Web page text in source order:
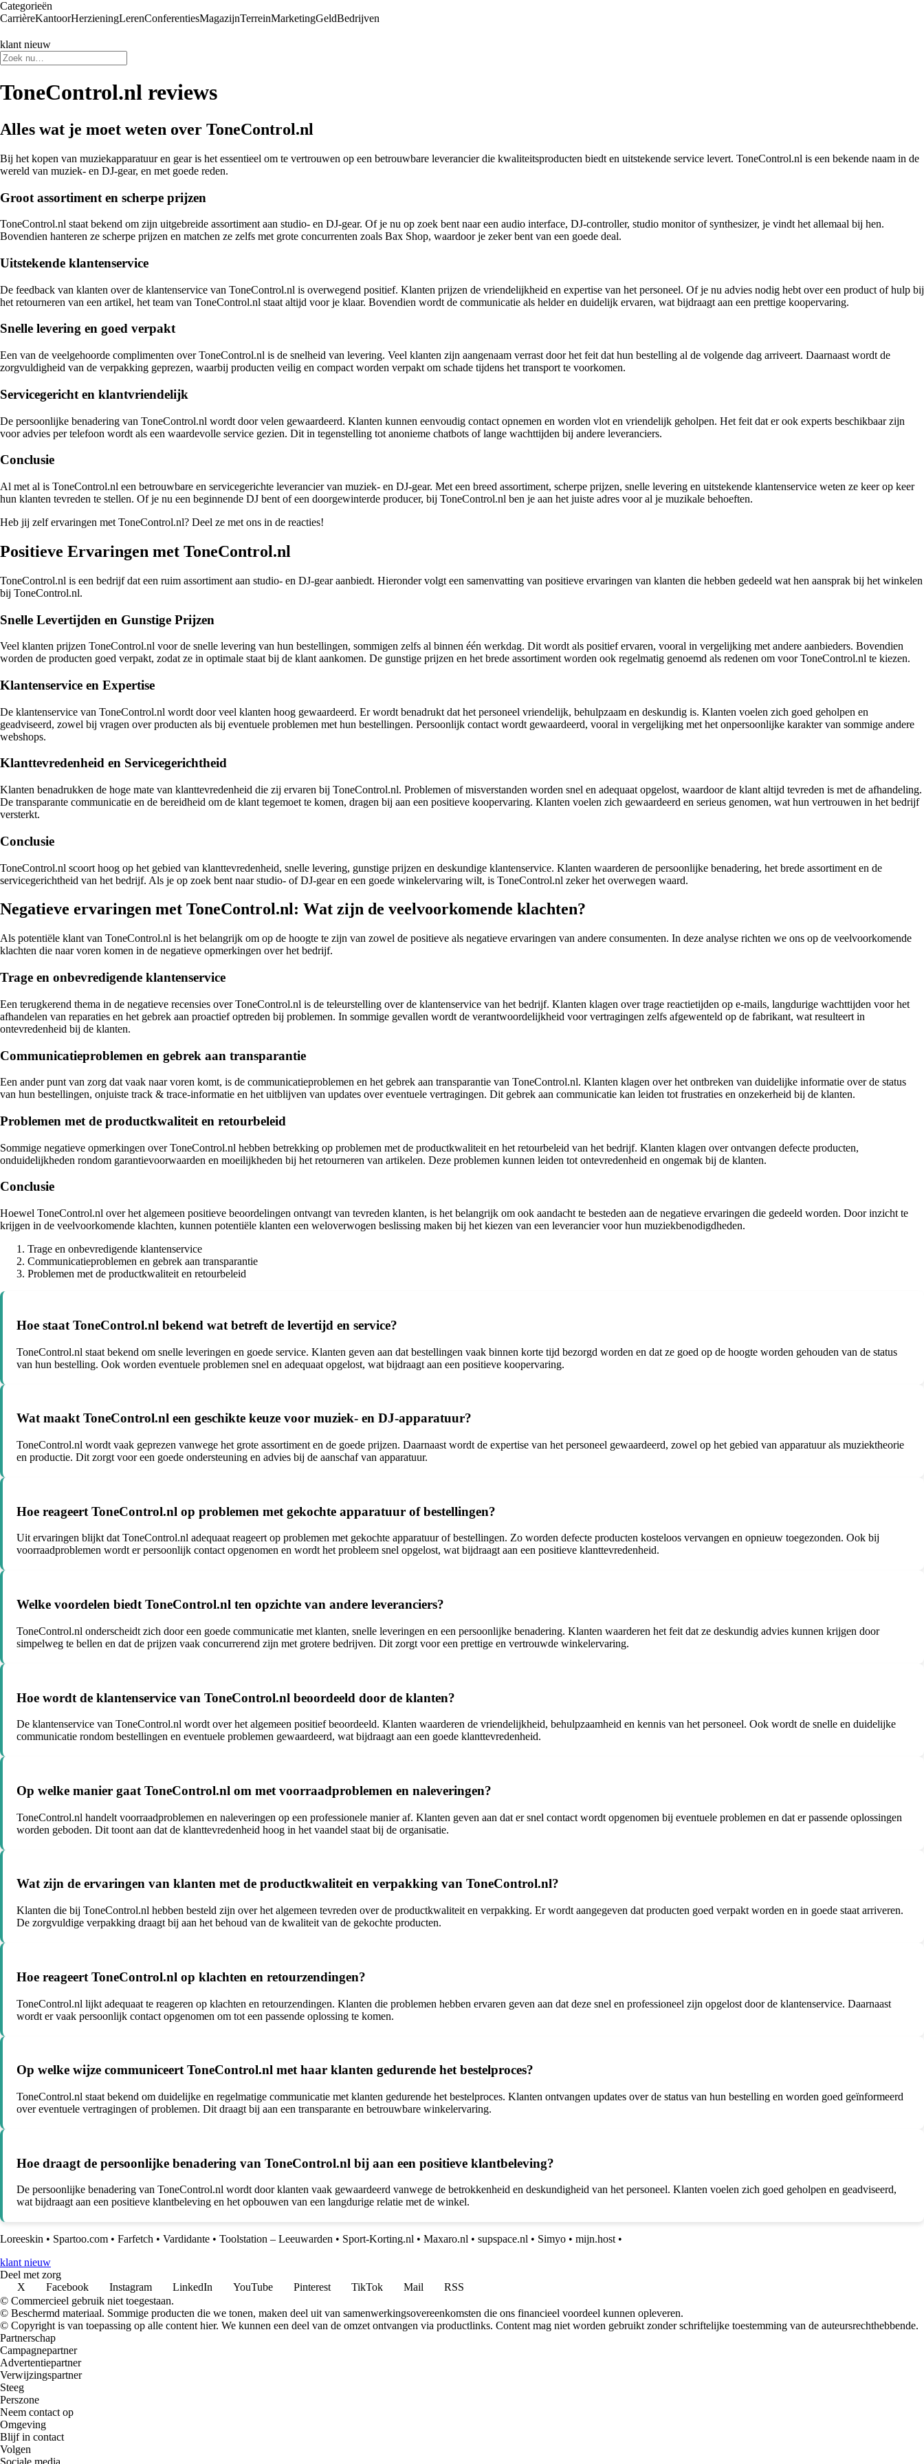
Categorieën
CarrièreKantoorHerzieningLerenConferentiesMagazijnTerreinMarketingGeldBedrijven
klant nieuw
ToneControl.nl reviews
Alles wat je moet weten over ToneControl.nl
Bij het kopen van muziekapparatuur en gear is het essentieel om te vertrouwen op een betrouwbare leverancier die kwaliteitsproducten biedt en uitstekende service levert. ToneControl.nl is een bekende naam in de
wereld van muziek- en DJ-gear, en met goede reden.
Groot assortiment en scherpe prijzen
ToneControl.nl staat bekend om zijn uitgebreide assortiment aan studio- en DJ-gear. Of je nu op zoek bent naar een audio interface, DJ-controller, studio monitor of synthesizer, je vindt het allemaal bij hen.
Bovendien hanteren ze scherpe prijzen en matchen ze zelfs met grote concurrenten zoals Bax Shop, waardoor je zeker bent van een goede deal.
Uitstekende klantenservice
De feedback van klanten over de klantenservice van ToneControl.nl is overwegend positief. Klanten prijzen de vriendelijkheid en expertise van het personeel. Of je nu advies nodig hebt over een product of hulp bij
het retourneren van een artikel, het team van ToneControl.nl staat altijd voor je klaar. Bovendien wordt de communicatie als helder en duidelijk ervaren, wat bijdraagt aan een prettige koopervaring.
Snelle levering en goed verpakt
Een van de veelgehoorde complimenten over ToneControl.nl is de snelheid van levering. Veel klanten zijn aangenaam verrast door het feit dat hun bestelling al de volgende dag arriveert. Daarnaast wordt de
zorgvuldigheid van de verpakking geprezen, waarbij producten veilig en compact worden verpakt om schade tijdens het transport te voorkomen.
Servicegericht en klantvriendelijk
De persoonlijke benadering van ToneControl.nl wordt door velen gewaardeerd. Klanten kunnen eenvoudig contact opnemen en worden vlot en vriendelijk geholpen. Het feit dat er ook experts beschikbaar zijn
voor advies per telefoon wordt als een waardevolle service gezien. Dit in tegenstelling tot anonieme chatbots of lange wachttijden bij andere leveranciers.
Conclusie
Al met al is ToneControl.nl een betrouwbare en servicegerichte leverancier van muziek- en DJ-gear. Met een breed assortiment, scherpe prijzen, snelle levering en uitstekende klantenservice weten ze keer op keer
hun klanten tevreden te stellen. Of je nu een beginnende DJ bent of een doorgewinterde producer, bij ToneControl.nl ben je aan het juiste adres voor al je muzikale behoeften.
Heb jij zelf ervaringen met ToneControl.nl? Deel ze met ons in de reacties!
Positieve Ervaringen met ToneControl.nl
ToneControl.nl is een bedrijf dat een ruim assortiment aan studio- en DJ-gear aanbiedt. Hieronder volgt een samenvatting van positieve ervaringen van klanten die hebben gedeeld wat hen aansprak bij het winkelen
bij ToneControl.nl.
Snelle Levertijden en Gunstige Prijzen
Veel klanten prijzen ToneControl.nl voor de snelle levering van hun bestellingen, sommigen zelfs al binnen één werkdag. Dit wordt als positief ervaren, vooral in vergelijking met andere aanbieders. Bovendien
worden de producten goed verpakt, zodat ze in optimale staat bij de klant aankomen. De gunstige prijzen en het brede assortiment worden ook regelmatig genoemd als redenen om voor ToneControl.nl te kiezen.
Klantenservice en Expertise
De klantenservice van ToneControl.nl wordt door veel klanten hoog gewaardeerd. Er wordt benadrukt dat het personeel vriendelijk, behulpzaam en deskundig is. Klanten voelen zich goed geholpen en
geadviseerd, zowel bij vragen over producten als bij eventuele problemen met hun bestellingen. Persoonlijk contact wordt gewaardeerd, vooral in vergelijking met het onpersoonlijke karakter van sommige andere
webshops.
Klanttevredenheid en Servicegerichtheid
Klanten benadrukken de hoge mate van klanttevredenheid die zij ervaren bij ToneControl.nl. Problemen of misverstanden worden snel en adequaat opgelost, waardoor de klant altijd tevreden is met de afhandeling.
De transparante communicatie en de bereidheid om de klant tegemoet te komen, dragen bij aan een positieve koopervaring. Klanten voelen zich gewaardeerd en serieus genomen, wat hun vertrouwen in het bedrijf
versterkt.
Conclusie
ToneControl.nl scoort hoog op het gebied van klanttevredenheid, snelle levering, gunstige prijzen en deskundige klantenservice. Klanten waarderen de persoonlijke benadering, het brede assortiment en de
servicegerichtheid van het bedrijf. Als je op zoek bent naar studio- of DJ-gear en een goede winkelervaring wilt, is ToneControl.nl zeker het overwegen waard.
Negatieve ervaringen met ToneControl.nl: Wat zijn de veelvoorkomende klachten?
Als potentiële klant van ToneControl.nl is het belangrijk om op de hoogte te zijn van zowel de positieve als negatieve ervaringen van andere consumenten. In deze analyse richten we ons op de veelvoorkomende
klachten die naar voren komen in de negatieve opmerkingen over het bedrijf.
Trage en onbevredigende klantenservice
Een terugkerend thema in de negatieve recensies over ToneControl.nl is de teleurstelling over de klantenservice van het bedrijf. Klanten klagen over trage reactietijden op e-mails, langdurige wachttijden voor het
afhandelen van reparaties en het gebrek aan proactief optreden bij problemen. In sommige gevallen wordt de verantwoordelijkheid voor vertragingen zelfs afgewenteld op de fabrikant, wat resulteert in
ontevredenheid bij de klanten.
Communicatieproblemen en gebrek aan transparantie
Een ander punt van zorg dat vaak naar voren komt, is de communicatieproblemen en het gebrek aan transparantie van ToneControl.nl. Klanten klagen over het ontbreken van duidelijke informatie over de status
van hun bestellingen, onjuiste track & trace-informatie en het uitblijven van updates over eventuele vertragingen. Dit gebrek aan communicatie kan leiden tot frustraties en onzekerheid bij de klanten.
Problemen met de productkwaliteit en retourbeleid
Sommige negatieve opmerkingen over ToneControl.nl hebben betrekking op problemen met de productkwaliteit en het retourbeleid van het bedrijf. Klanten klagen over ontvangen defecte producten,
onduidelijkheden rondom garantievoorwaarden en moeilijkheden bij het retourneren van artikelen. Deze problemen kunnen leiden tot ontevredenheid en ongemak bij de klanten.
Conclusie
Hoewel ToneControl.nl over het algemeen positieve beoordelingen ontvangt van tevreden klanten, is het belangrijk om ook aandacht te besteden aan de negatieve ervaringen die gedeeld worden. Door inzicht te
krijgen in de veelvoorkomende klachten, kunnen potentiële klanten een weloverwogen beslissing maken bij het kiezen van een leverancier voor hun muziekbenodigdheden.
Trage en onbevredigende klantenservice
Communicatieproblemen en gebrek aan transparantie
Problemen met de productkwaliteit en retourbeleid
Hoe staat ToneControl.nl bekend wat betreft de levertijd en service?
ToneControl.nl staat bekend om snelle leveringen en goede service. Klanten geven aan dat bestellingen vaak binnen korte tijd bezorgd worden en dat ze goed op de hoogte worden gehouden van de status
van hun bestelling. Ook worden eventuele problemen snel en adequaat opgelost, wat bijdraagt aan een positieve koopervaring.
Wat maakt ToneControl.nl een geschikte keuze voor muziek- en DJ-apparatuur?
ToneControl.nl wordt vaak geprezen vanwege het grote assortiment en de goede prijzen. Daarnaast wordt de expertise van het personeel gewaardeerd, zowel op het gebied van apparatuur als muziektheorie
en productie. Dit zorgt voor een goede ondersteuning en advies bij de aanschaf van apparatuur.
Hoe reageert ToneControl.nl op problemen met gekochte apparatuur of bestellingen?
Uit ervaringen blijkt dat ToneControl.nl adequaat reageert op problemen met gekochte apparatuur of bestellingen. Zo worden defecte producten kosteloos vervangen en opnieuw toegezonden. Ook bij
voorraadproblemen wordt er persoonlijk contact opgenomen en wordt het probleem snel opgelost, wat bijdraagt aan een positieve klanttevredenheid.
Welke voordelen biedt ToneControl.nl ten opzichte van andere leveranciers?
ToneControl.nl onderscheidt zich door een goede communicatie met klanten, snelle leveringen en een persoonlijke benadering. Klanten waarderen het feit dat ze deskundig advies kunnen krijgen door
simpelweg te bellen en dat de prijzen vaak concurrerend zijn met grotere bedrijven. Dit zorgt voor een prettige en vertrouwde winkelervaring.
Hoe wordt de klantenservice van ToneControl.nl beoordeeld door de klanten?
De klantenservice van ToneControl.nl wordt over het algemeen positief beoordeeld. Klanten waarderen de vriendelijkheid, behulpzaamheid en kennis van het personeel. Ook wordt de snelle en duidelijke
communicatie rondom bestellingen en eventuele problemen gewaardeerd, wat bijdraagt aan een goede klanttevredenheid.
Op welke manier gaat ToneControl.nl om met voorraadproblemen en naleveringen?
ToneControl.nl handelt voorraadproblemen en naleveringen op een professionele manier af. Klanten geven aan dat er snel contact wordt opgenomen bij eventuele problemen en dat er passende oplossingen
worden geboden. Dit toont aan dat de klanttevredenheid hoog in het vaandel staat bij de organisatie.
Wat zijn de ervaringen van klanten met de productkwaliteit en verpakking van ToneControl.nl?
Klanten die bij ToneControl.nl hebben besteld zijn over het algemeen tevreden over de productkwaliteit en verpakking. Er wordt aangegeven dat producten goed verpakt worden en in goede staat arriveren.
De zorgvuldige verpakking draagt bij aan het behoud van de kwaliteit van de gekochte producten.
Hoe reageert ToneControl.nl op klachten en retourzendingen?
ToneControl.nl lijkt adequaat te reageren op klachten en retourzendingen. Klanten die problemen hebben ervaren geven aan dat deze snel en professioneel zijn opgelost door de klantenservice. Daarnaast
wordt er vaak persoonlijk contact opgenomen om tot een passende oplossing te komen.
Op welke wijze communiceert ToneControl.nl met haar klanten gedurende het bestelproces?
ToneControl.nl staat bekend om duidelijke en regelmatige communicatie met klanten gedurende het bestelproces. Klanten ontvangen updates over de status van hun bestelling en worden goed geïnformeerd
over eventuele vertragingen of problemen. Dit draagt bij aan een transparante en betrouwbare winkelervaring.
Hoe draagt de persoonlijke benadering van ToneControl.nl bij aan een positieve klantbeleving?
De persoonlijke benadering van ToneControl.nl wordt door klanten vaak gewaardeerd vanwege de betrokkenheid en deskundigheid van het personeel. Klanten voelen zich goed geholpen en geadviseerd,
wat bijdraagt aan een positieve klantbeleving en het opbouwen van een langdurige relatie met de winkel.
Loreeskin • Spartoo.com • Farfetch • Vardidante • Toolstation – Leeuwarden • Sport-Korting.nl • Maxaro.nl • supspace.nl • Simyo • mijn.host•
klant nieuw
Deel met zorg
X
Facebook Instagram LinkedIn YouTube Pinterest TikTok Mail
RSS
© Commercieel gebruik niet toegestaan.
© Beschermd materiaal. Sommige producten die we tonen, maken deel uit van samenwerkingsovereenkomsten die ons financieel voordeel kunnen opleveren.
© Copyright is van toepassing op alle content hier. We kunnen een deel van de omzet ontvangen via productlinks. Content mag niet worden gebruikt zonder schriftelijke toestemming van de auteursrechthebbende.
Partnerschap
Campagnepartner
Advertentiepartner
Verwijzingspartner
Steeg
Perszone
Neem contact op
Omgeving
Blijf in contact
Volgen